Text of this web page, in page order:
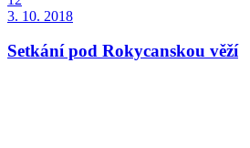
3. 10. 2018
Setkání pod Rokycanskou věží